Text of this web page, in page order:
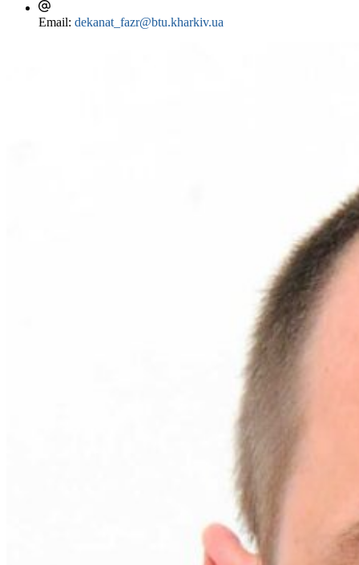
Email: dekanat_fazr@btu.kharkiv.ua